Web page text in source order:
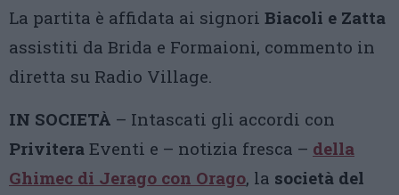
La partita è affidata ai signori Biacoli e Zatta
assistiti da Brida e Formaioni, commento in
diretta su Radio Village.
IN SOCIETÀ – Intascati gli accordi con
Privitera Eventi e – notizia fresca – della
Ghimec di Jerago con Orago, la società del